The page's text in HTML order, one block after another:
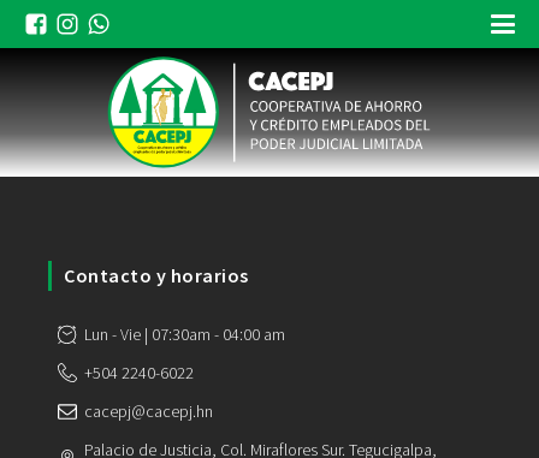
Contacto y horarios
Lun - Vie | 07:30am - 04:00 am
+504 2240-6022
cacepj@cacepj.hn
Palacio de Justicia, Col. Miraflores Sur. Tegucigalpa,